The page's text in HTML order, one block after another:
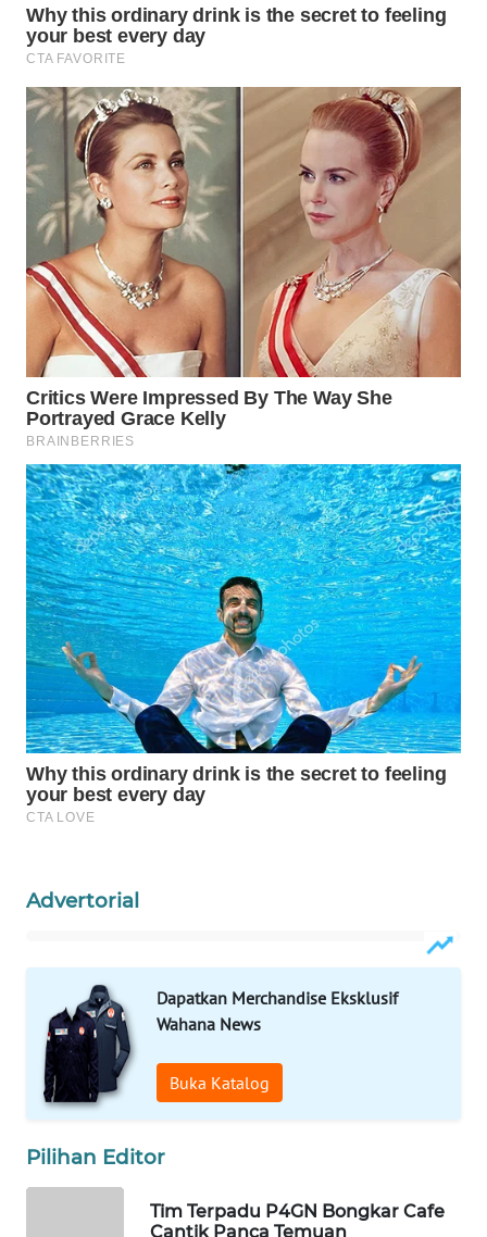
Advertorial
Dapatkan Merchandise Eksklusif
Wahana News
Buka Katalog
Pilihan Editor
Tim Terpadu P4GN Bongkar Cafe
Cantik Panca Temuan
TV
WAHANANEWS
ID
WAHANANEWS
CO ID
WAHANANEWS
NET
WAHANA
SPORT
WAHANA
UMKM
WAHANA
SELEB
WAHANA
PERSONA
WAHANA
OTOMOTIF
WAHANA
HEALTH
WAHANA
DESA
LAPAK
Wahana
KONSUMEN
LISTRIK
KELISTRIKAN